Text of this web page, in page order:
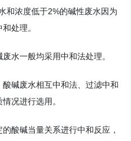
和浓度低于2%的碱性废水因为
处理。
废水一般均采用中和法处理。
碱废水相互中和法、过滤中和
况进行选用。
酸碱当量关系进行中和反应，